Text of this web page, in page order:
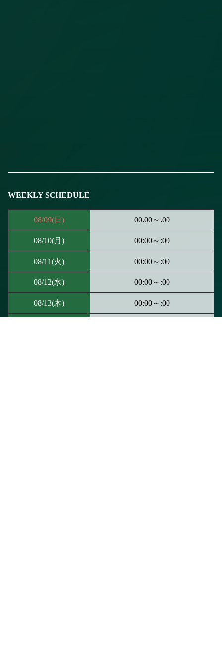
WEEKLY SCHEDULE
08/09(日)
08/10(月)
08/11(火)
08/12(水)
08/13(木)
00:00～:00
00:00～:00
00:00～:00
00:00～:00
00:00～:00